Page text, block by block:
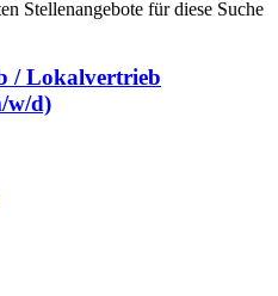
Stellenangebote für diese Suche
/ Lokalvertrieb
w/d)